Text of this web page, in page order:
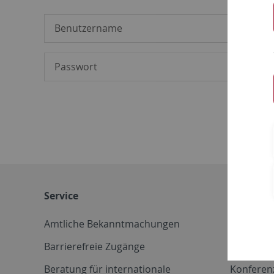
Service
Amtliche Bekanntmachungen
Barrierefreie Zugänge
Beratung für internationale